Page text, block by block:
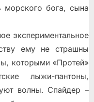
морского бога, сына
экспериментальное
ему не страшны
которыми «Протей»
лыжи-пантоны,
волны. Спайдер –